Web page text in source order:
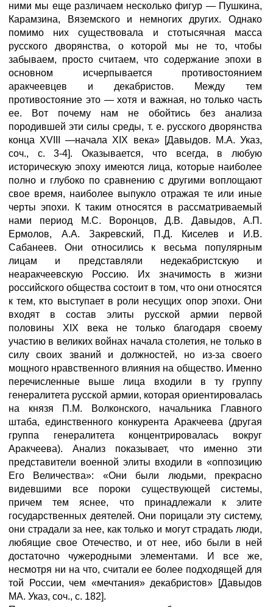
ними мы еще различаем несколько фигур — Пушкина,
Карамзина, Вяземского и немногих других. Однако
помимо них существовала и стотысячная масса
русского дворянства, о которой мы не то, чтобы
забываем, просто считаем, что содержание эпохи в
основном исчерпывается противостоянием
аракчеевцев и декабристов. Между тем
противостояние это — хотя и важная, но только часть
ее. Вот почему нам не обойтись без анализа
породившей эти силы среды, т. е. русского дворянства
конца XVIII —начала XIX века» [Давыдов. М.А. Указ,
соч., с. 3-4]. Оказывается, что всегда, в любую
историческую эпоху имеются лица, которые наиболее
полно и глубоко по сравнению с другими воплощают
свое время, наиболее выпукло отражая те или иные
черты эпохи. К таким относятся в рассматриваемый
нами период М.С. Воронцов, Д.В. Давыдов, А.П.
Ермолов, А.А. Закревский, П.Д. Киселев и И.В.
Сабанеев. Они относились к весьма популярным
лицам и представляли недекабристскую и
неаракчеевскую Россию. Их значимость в жизни
российского общества состоит в том, что они относятся
к тем, кто выступает в роли несущих опор эпохи. Они
входят в состав элиты русской армии первой
половины XIX века не только благодаря своему
участию в великих войнах начала столетия, не только в
силу своих званий и должностей, но из-за своего
мощного нравственного влияния на общество. Именно
перечисленные выше лица входили в ту группу
генералитета русской армии, которая ориентировалась
на князя П.М. Волконского, начальника Главного
штаба, единственного конкурента Аракчеева (другая
группа генералитета концентрировалась вокруг
Аракчеева). Анализ показывает, что именно эти
представители военной элиты входили в «оппозицию
Его Величества»: «Они были людьми, прекрасно
видевшими все пороки существующей системы,
причем тем яснее, что принадлежали к элите
государственных деятелей. Они порицали эту систему,
они страдали за нее, как только и могут страдать люди,
любящие свое Отечество, и от нее, ибо были в ней
достаточно чужеродными элементами. И все же,
несмотря ни на что, считали ее более подходящей для
той России, чем «мечтания» декабристов» [Давыдов
МА. Указ, соч., с. 182].